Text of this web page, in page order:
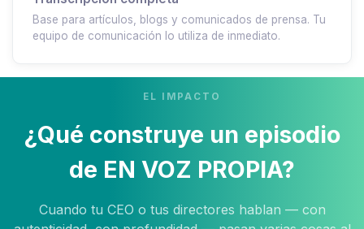
Base para artículos, blogs y comunicados de prensa. Tu
equipo de comunicación lo utiliza de inmediato.
EL IMPACTO
¿Qué construye un episodio
de EN VOZ PROPIA?
Cuando tu CEO o tus directores hablan — con